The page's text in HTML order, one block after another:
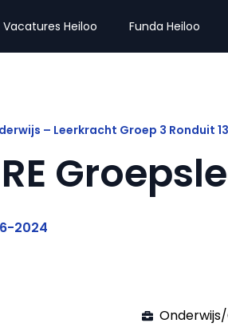
Vacatures Heiloo Funda Heiloo
– Leerkracht Groep 3 Ronduit
2024